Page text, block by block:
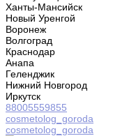
Ханты-Мансийск
Новый Уренгой
Воронеж
Волгоград
Краснодар
Анапа
Геленджик
Нижний Новгород
Иркутск
88005559855
cosmetolog_goroda
cosmetolog_goroda